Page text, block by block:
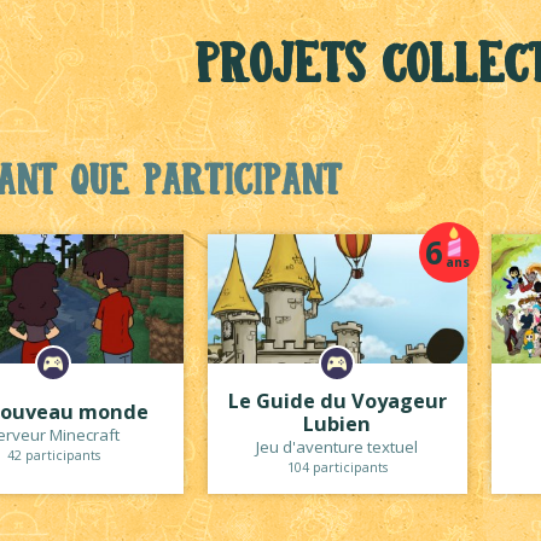
Projets
que participant
monde
Minecraft
42 participants
6 ans
Le Guide du Voyageur
Lubien
Jeu d'aventure textuel
104 participants